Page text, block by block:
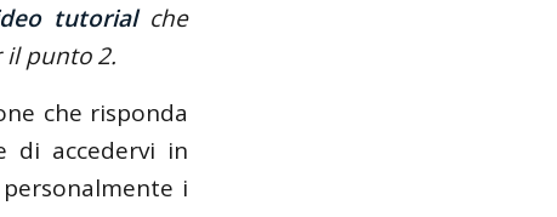
tutorialche
il punto 2.
che risponda
di accedervi in
i